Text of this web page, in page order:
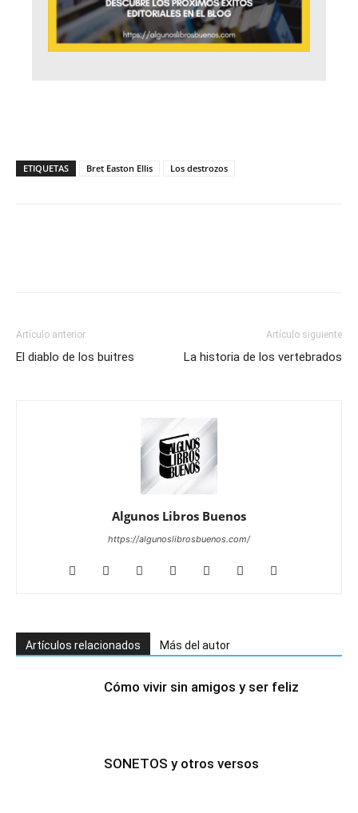
ETIQUETAS Bret Easton Ellis Los destrozos
Artículo anterior
El diablo de los buitres
Artículo siguiente
La historia de los vertebrados
Algunos Libros Buenos
https://algunoslibrosbuenos.com/
Artículos relacionados Más del autor
Cómo vivir sin amigos y ser feliz
SONETOS y otros versos